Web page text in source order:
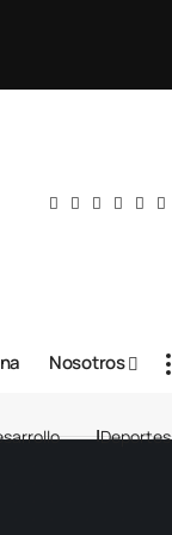
Nosotros
Deportes